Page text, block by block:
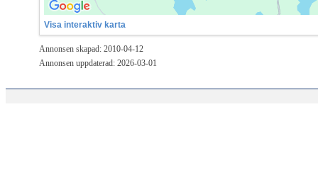
Visa interaktiv karta
Annonsen skapad: 2010-04-12
Annonsen uppdaterad: 2026-03-01